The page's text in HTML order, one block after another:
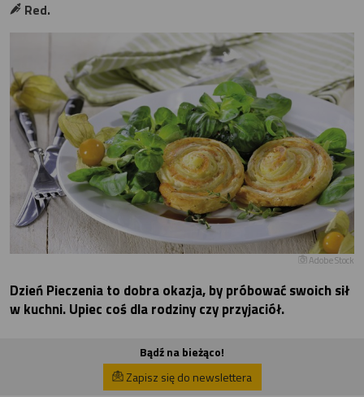
Red.
Adobe Stock
Dzień Pieczenia to dobra okazja, by próbować swoich sił
w kuchni. Upiec coś dla rodziny czy przyjaciół.
Bądź na bieżąco!
Zapisz się do newslettera